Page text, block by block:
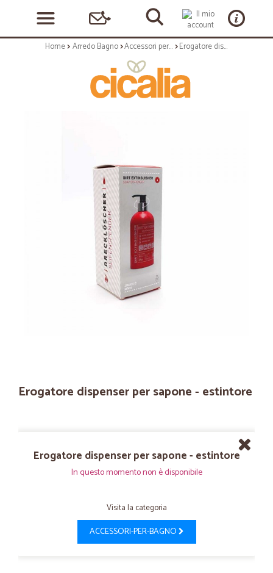
Home Arredo Bagno Accessori per bagno Erogatore dispenser per sapone - estintore
Erogatore dispenser per sapone - estintore
Erogatore dispenser per sapone - estintore
In questo momento non è disponibile
Visita la categoria
ACCESSORI-PER-BAGNO